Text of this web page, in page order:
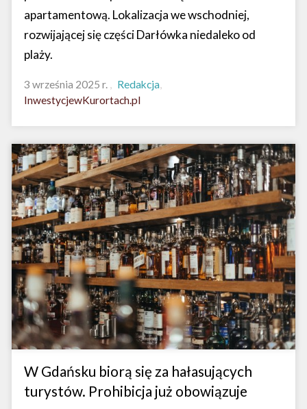
apartamentową. Lokalizacja we wschodniej,
rozwijającej się części Darłówka niedaleko od
plaży.
3 września 2025 r.
Redakcja
InwestycjewKurortach.pl
W Gdańsku biorą się za hałasujących
turystów. Prohibicja już obowiązuje